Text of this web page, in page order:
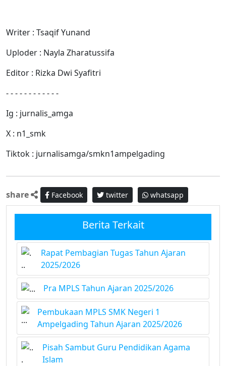
Writer : Tsaqif Yunand
Uploder : Nayla Zharatussifa
Editor : Rizka Dwi Syafitri
- - - - - - - - - - - -
Ig : jurnalis_amga
X : n1_smk
Tiktok : jurnalisamga/smkn1ampelgading
share Facebook twitter whatsapp
Berita Terkait
Rapat Pembagian Tugas Tahun Ajaran
2025/2026
Pra MPLS Tahun Ajaran 2025/2026
Pembukaan MPLS SMK Negeri 1
Ampelgading Tahun Ajaran 2025/2026
Pisah Sambut Guru Pendidikan Agama
Islam